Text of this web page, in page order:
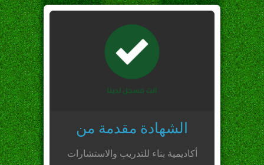
الشهادة مقدمة من
أكاديمية بناء للتدريب والاستشارات